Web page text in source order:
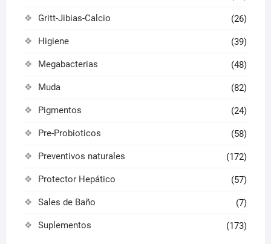
Gritt-Jibias-Calcio (26)
Higiene (39)
Megabacterias (48)
Muda (82)
Pigmentos (24)
Pre-Probioticos (58)
Preventivos naturales (172)
Protector Hepático (57)
Sales de Baño (7)
Suplementos (173)